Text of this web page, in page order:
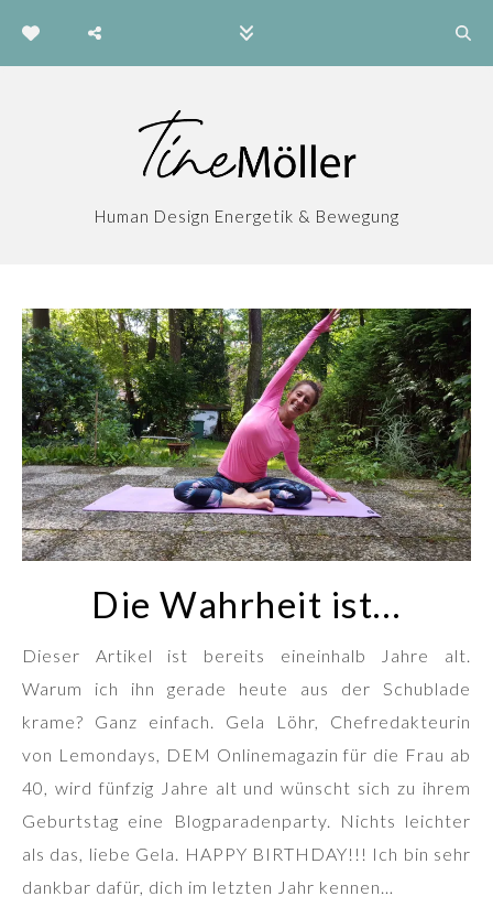
Human Design Energetik & Bewegung
Die Wahrheit ist…
Dieser Artikel ist bereits eineinhalb Jahre alt.
Warum ich ihn gerade heute aus der Schublade
krame? Ganz einfach. Gela Löhr, Chefredakteurin
von Lemondays, DEM Onlinemagazin für die Frau ab
40, wird fünfzig Jahre alt und wünscht sich zu ihrem
Geburtstag eine Blogparadenparty. Nichts leichter
als das, liebe Gela. HAPPY BIRTHDAY!!! Ich bin sehr
dankbar dafür, dich im letzten Jahr kennen…